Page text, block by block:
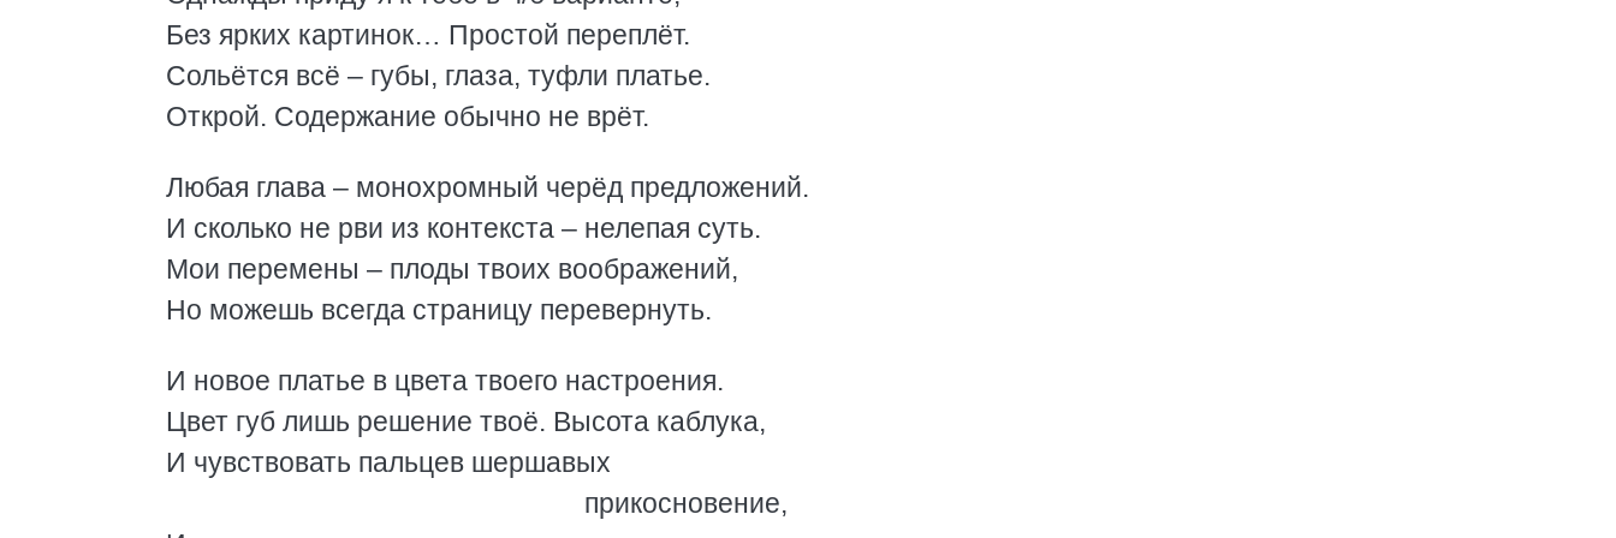
Без ярких картинок… Простой переплёт.
Сольётся всё – губы, глаза, туфли платье.
Открой. Содержание обычно не врёт.
Любая глава – монохромный черёд предложений.
И сколько не рви из контекста – нелепая суть.
Мои перемены – плоды твоих воображений,
Но можешь всегда страницу перевернуть.
И новое платье в цвета твоего настроения.
Цвет губ лишь решение твоё. Высота каблука,
И чувствовать пальцев шершавых
прикосновение,